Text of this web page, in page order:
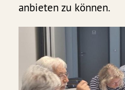
anbieten zu können.